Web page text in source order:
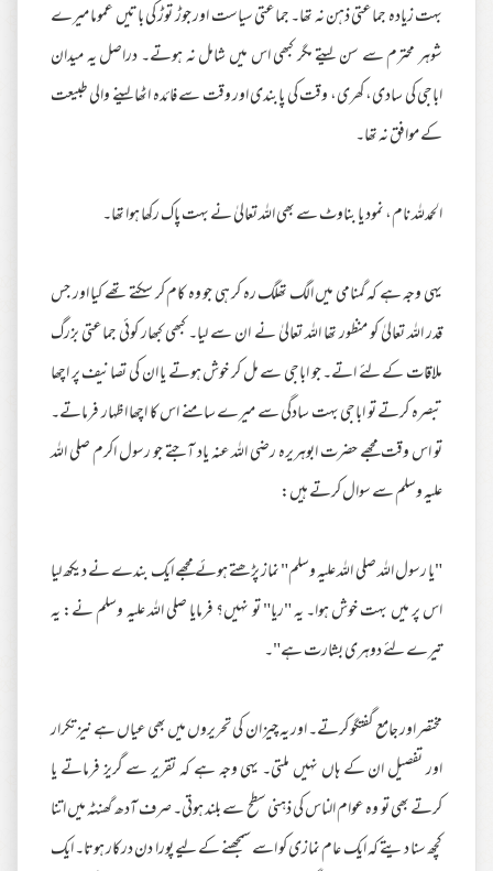
بہت زیادہ جماعتی ذہن نہ تھا۔ جماعتی سیاست اور جوڑ توڑ کی باتیں عموما میرے
شوہر محترم سے سن لیتے مگر کبھی اس میں شامل نہ ہوتے۔ دراصل یہ میدان
اباجی کی سادی، کھری، وقت کی پابندی اور وقت سے فائدہ اٹھا لینے والی طبیعت
کے موافق نہ تھا۔
الحمدللہ نام، نمود یا بناوٹ سے بھی اللہ تعالیٰ نے بہت پاک رکھا ہوا تھا۔
یہی وجہ ہے کہ گمنامی میں الگ تھلگ رہ کر ہی جو وہ کام کر سکتے تھے کیا اور جس
قدر اللہ تعالیٰ کو منظور تھا اللہ تعالیٰ نے ان سے لیا۔ کبھی کبھار کوئی جماعتی بزرگ
ملاقات کے لئے اتے۔ جو اباجی سے مل کر خوش ہوتے یا ان کی تصانیف پر اچھا
تبصرہ کرتے تو اباجی بہت سادگی سے میرے سامنے اس کا اچھا اظہار فرماتے۔
تو اس وقت مجھے حضرت ابوہریرہ رضی اللہ عنہ یاد آجتے جو رسول اکرم صلی اللہ
علیہ وسلم سے سوال کرتے ہیں:
"یا رسول اللہ صلی اللہ علیہ وسلم" نماز پڑھتے ہوئے مجھے ایک بندے نے دیکھ لیا
اس پر میں بہت خوش ہوا۔ یہ "ریا" تو نہیں؟ فرمایا صلی اللہ علیہ وسلم نے: یہ
تیرے لئے دوہری بشارت ہے"۔
مختصر اور جامع گفتگو کرتے۔ اور یہ چیز ان کی تحریروں میں بھی عیاں ہے نیز تکرار
اور تفصیل ان کے ہاں نہیں ملتی۔ یہی وجہ ہے کہ تقریر سے گریز فرماتے یا
کرتے بھی تو وہ عوام الناس کی ذہنی سطح سے بلند ہوتی۔ صرف آدھ گھنٹہ میں اتنا
کچھ سنا دیتے کہ ایک عام نمازی کو اسے سمجھنے کے لیے پورا دن درکار ہوتا۔ ایک